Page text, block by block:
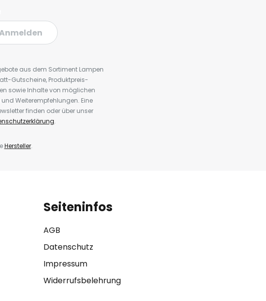
aus dem Sortiment Lampen
Gutscheine, Produktpreis-
sowie Inhalte von möglichen
Weiterempfehlungen. Eine
finden oder über unser
.
Hersteller.
Seiteninfos
AGB
Datenschutz
Impressum
Widerrufsbelehrung